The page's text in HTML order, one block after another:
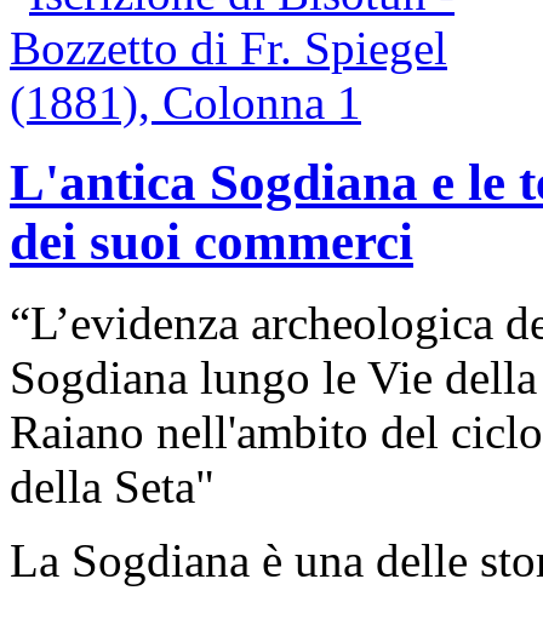
L'antica Sogdiana e le
dei suoi commerci
“L’evidenza archeologica
Sogdiana lungo le Vie
Raiano nell'ambito del
della Seta"
La Sogdiana è una delle